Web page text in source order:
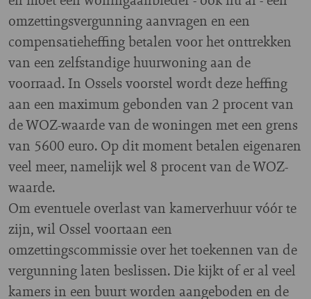
omzettingsvergunning aanvragen en een
compensatieheffing betalen voor het onttrekken
van een zelfstandige huurwoning aan de
voorraad. In Ossels voorstel wordt deze heffing
aan een maximum gebonden van 2 procent van
de WOZ-waarde van de woningen met een grens
van 5600 euro. Op dit moment betalen eigenaren
veel meer, namelijk wel 8 procent van de WOZ-
waarde.
Om eventuele overlast van kamerverhuur vóór te
zijn, wil Ossel voortaan een
omzettingscommissie over het toekennen van de
vergunning laten beslissen. Die kijkt of er al veel
kamers in een buurt worden aangeboden en de